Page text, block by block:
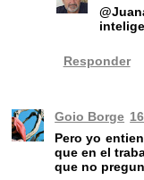
Responder
Goio Borge
Pero yo
que en el
que no